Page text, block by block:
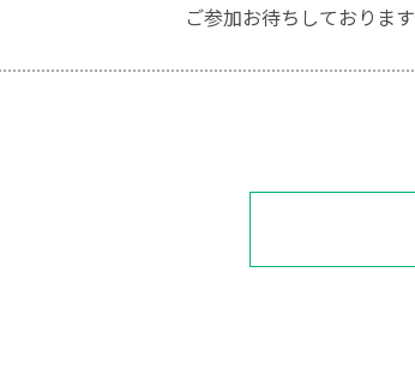
ご参加お待ちしております